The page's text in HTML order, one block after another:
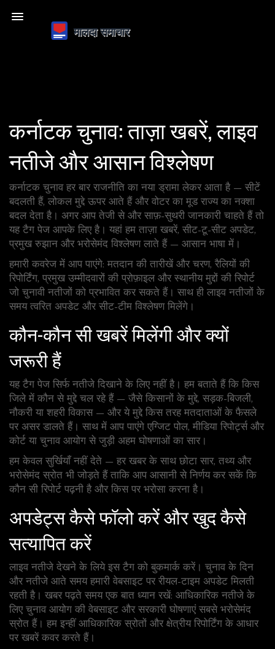
कर्नाटक चुनाव: ताज़ा खबरें, लाइव
नतीजे और आसान विश्लेषण
कर्नाटक चुनाव हर बार राजनीति का नया ड्रामा लेकर आता है — सीटें
बदलती हैं, लोकल मुद्दे ऊपर आते हैं और वोटर का मूड राज्य का नक्शा
बदल देता है। अगर आप तेजी से और साफ़-सुथरी जानकारी चाहते हैं तो
यह टैग पेज आपके लिए है। यहां हम ताज़ा खबरें, सीट-टू-सीट अपडेट,
प्रमुख रुझान और भरोसेमंद विश्लेषण लाते हैं — आसान भाषा में।
हमारी कवरेज में आप पाएंगे: मतदान की तारीखें और चरण, रैलियों की
रिपोर्टिंग, प्रमुख उम्मीदवारों की प्रोफ़ाइल और स्थानीय मुद्दों की रिपोर्ट
जो चुनावी नतीजों को प्रभावित कर सकते हैं। साथ ही लाइव नतीजों के
समय त्वरित अपडेट और सीट-टीम विश्लेषण मिलेंगे।
कौन-कौन सी खबरें मिलेंगी और क्यों
जरूरी हैं
यह टैग पेज सिर्फ नतीजे दिखाने के लिए नहीं है। हम बताते हैं कि किस
जिले में कौन से मुद्दे चल रहे हैं — जैसे किसानों के मुद्दे, सड़क-बिजली,
नौकरी या शहरी विकास — और ये मुद्दे किस तरह मतदाताओं के फैसले
पर असर डालते हैं। साथ में आप पाएंगे एग्जिट पोल, मीडिया रिपोर्ट्स और
कोर्ट या चुनाव आयोग से जुड़ी अहम घोषणाओं का सार।
हम केवल सुर्खियाँ नहीं देते — हर खबर के साथ छोटा सार, तथ्य और
भरोसेमंद स्रोत भी जोड़ते हैं ताकि आप आसानी से निर्णय कर सकें कि
कौन सी रिपोर्ट पढ़नी है और किस पर भरोसा करना है।
अपडेट्स कैसे फॉलो करें और खुद कैसे
सत्यापित करें
लाइव नतीजे देखने के लिये इस टैग को बुकमार्क करें। चुनाव के दिन
और नतीजे आते समय हमारी वेबसाइट पर रीयल-टाइम अपडेट मिलती
रहती है। खबर पढ़ते समय एक बात ध्यान रखें: आधिकारिक नतीजे के
लिए चुनाव आयोग की वेबसाइट और सरकारी घोषणाएं सबसे भरोसेमंद
स्रोत हैं। हम इन्हीं आधिकारिक स्रोतों और क्षेत्रीय रिपोर्टिंग के आधार
पर खबरें कवर करते हैं।